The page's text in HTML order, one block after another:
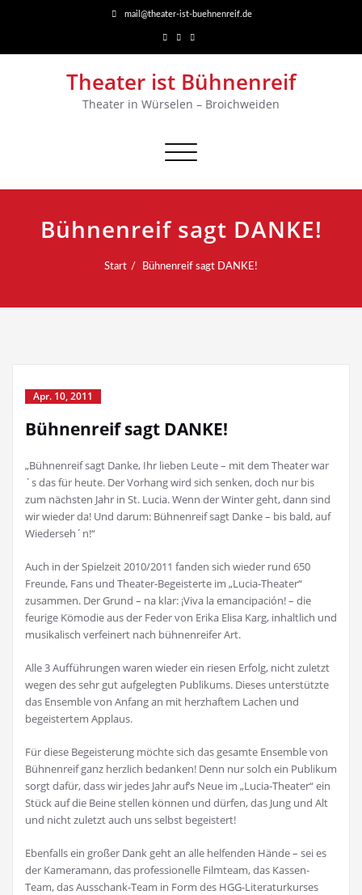
mail@theater-ist-buehnenreif.de
Theater ist Bühnenreif
Theater in Würselen – Broichweiden
Navigation
Bühnenreif sagt DANKE!
Start Bühnenreif sagt DANKE!
Apr. 10, 2011
Bühnenreif sagt DANKE!
„Bühnenreif sagt Danke, Ihr lieben Leute – mit dem Theater war
´s das für heute. Der Vorhang wird sich senken, doch nur bis
zum nächsten Jahr in St. Lucia. Wenn der Winter geht, dann sind
wir wieder da! Und darum: Bühnenreif sagt Danke – bis bald, auf
Wiederseh´n!“
Auch in der Spielzeit 2010/2011 fanden sich wieder rund 650
Freunde, Fans und Theater-Begeisterte im „Lucia-Theater“
zusammen. Der Grund – na klar: ¡Viva la emancipación! – die
feurige Kömodie aus der Feder von Erika Elisa Karg, inhaltlich und
musikalisch verfeinert nach bühnenreifer Art.
Alle 3 Aufführungen waren wieder ein riesen Erfolg, nicht zuletzt
wegen des sehr gut aufgelegten Publikums. Dieses unterstützte
das Ensemble von Anfang an mit herzhaftem Lachen und
begeistertem Applaus.
Für diese Begeisterung möchte sich das gesamte Ensemble von
Bühnenreif ganz herzlich bedanken! Denn nur solch ein Publikum
sorgt dafür, dass wir jedes Jahr auf’s Neue im „Lucia-Theater“ ein
Stück auf die Beine stellen können und dürfen, das Jung und Alt
und nicht zuletzt auch uns selbst begeistert!
Ebenfalls ein großer Dank geht an alle helfenden Hände – sei es
der Kameramann, das professionelle Filmteam, das Kassen-
Team, das Ausschank-Team in Form des HGG-Literaturkurses